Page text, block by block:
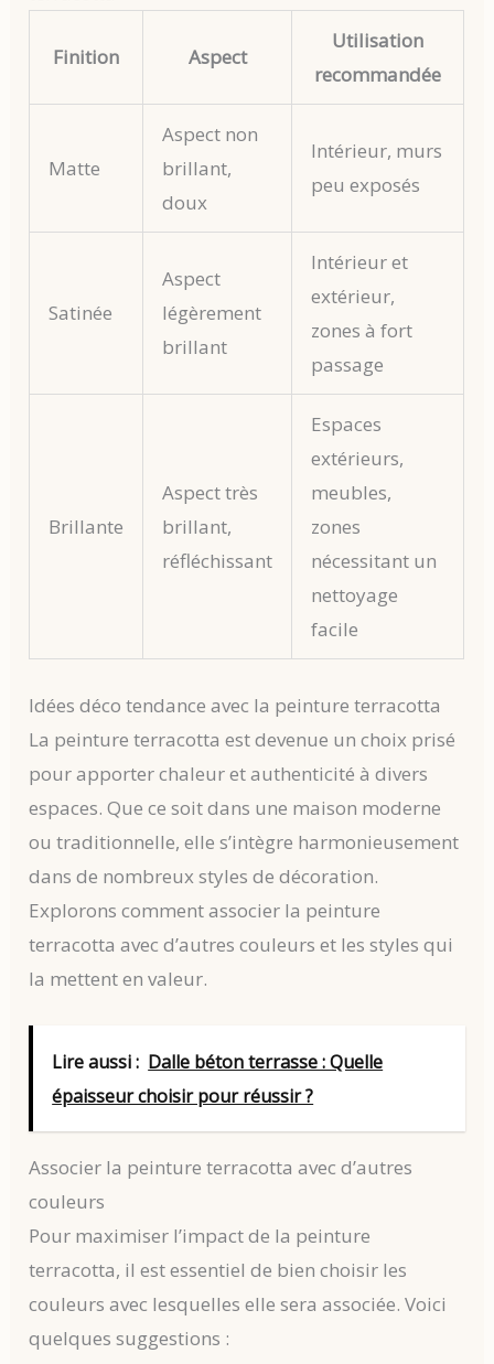
Finition Aspect
Utilisation
recommandée
Matte
Aspect non
brillant,
doux
Intérieur, murs
peu exposés
Satinée
Aspect
légèrement
brillant
Intérieur et
extérieur,
zones à fort
passage
Brillante
Aspect très
brillant,
réfléchissant
Espaces
extérieurs,
meubles,
zones
nécessitant un
nettoyage
facile
Idées déco tendance avec la peinture terracotta
La peinture terracotta est devenue un choix prisé
pour apporter chaleur et authenticité à divers
espaces. Que ce soit dans une maison moderne
ou traditionnelle, elle s’intègre harmonieusement
dans de nombreux styles de décoration.
Explorons comment associer la peinture
terracotta avec d’autres couleurs et les styles qui
la mettent en valeur.
Lire aussi : Dalle béton terrasse : Quelle
épaisseur choisir pour réussir ?
Associer la peinture terracotta avec d’autres
couleurs
Pour maximiser l’impact de la peinture
terracotta, il est essentiel de bien choisir les
couleurs avec lesquelles elle sera associée. Voici
quelques suggestions :